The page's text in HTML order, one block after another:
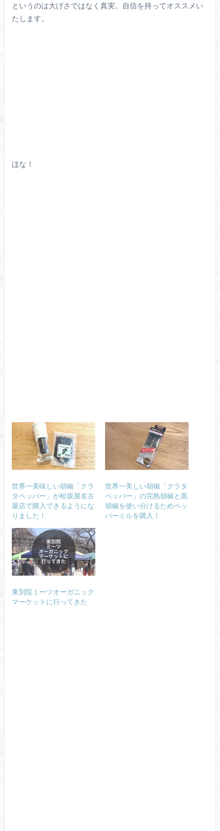
というのは大げさではなく真実。自信を持ってオススメい
たします。
ほな！
世界一美味しい胡椒「クラ
タペッパー」が松坂屋名古
屋店で購入できるようにな
りました！
世界一美しい胡椒「クラタ
ペッパー」の完熟胡椒と黒
胡椒を使い分けるためペッ
パーミルを購入！
東別院ミーツオーガニック
マーケットに行ってきた